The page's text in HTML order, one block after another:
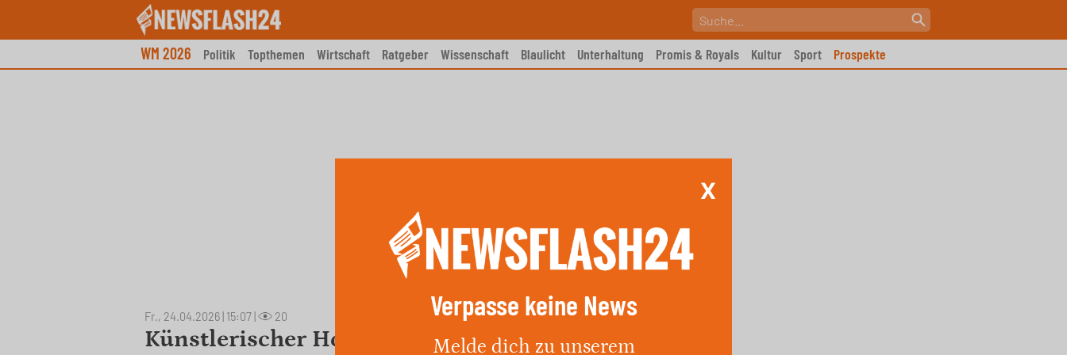
WM 2026 Politik Topthemen Wirtschaft Ratgeber Wissenschaft Blaulicht Unterhaltung Promis & Royals Kultur Sport Prospekte
Fr., 24.04.2026 | 15:07 20
Künstlerischer Holz- und Steinmalerei-
X
Verpasse keine News
Melde dich zu unserem